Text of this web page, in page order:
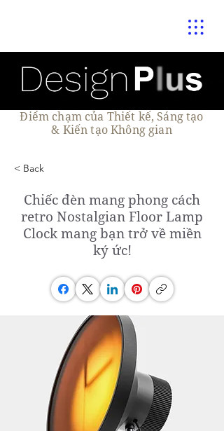
Điểm chạm của Thiết kế, Sáng tạo
& Kiến tạo Không gian
< Back
Chiếc đèn mang phong cách
retro Nostalgian Floor Lamp
Clock mang bạn trở về miền
ký ức!